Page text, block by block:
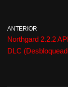
ANTERIOR
Northgard 2.2.2
DLC